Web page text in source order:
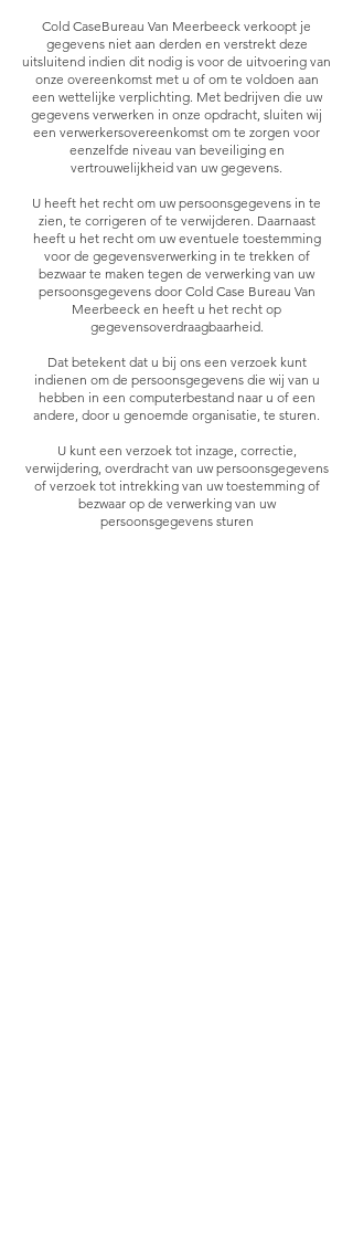
Cold CaseBureau Van Meerbeeck verkoopt je
gegevens niet aan derden en verstrekt deze
uitsluitend indien dit nodig is voor de uitvoering van
onze overeenkomst met u of om te voldoen aan
een wettelijke verplichting. Met bedrijven die uw
gegevens verwerken in onze opdracht, sluiten wij
een verwerkersovereenkomst om te zorgen voor
eenzelfde niveau van beveiliging en
vertrouwelijkheid van uw gegevens.
U heeft het recht om uw persoonsgegevens in te
zien, te corrigeren of te verwijderen. Daarnaast
heeft u het recht om uw eventuele toestemming
voor de gegevensverwerking in te trekken of
bezwaar te maken tegen de verwerking van uw
persoonsgegevens door Cold Case Bureau Van
Meerbeeck en heeft u het recht op
gegevensoverdraagbaarheid.
Dat betekent dat u bij ons een verzoek kunt
indienen om de persoonsgegevens die wij van u
hebben in een computerbestand naar u of een
andere, door u genoemde organisatie, te sturen.
U kunt een verzoek tot inzage, correctie,
verwijdering, overdracht van uw persoonsgegevens
of verzoek tot intrekking van uw toestemming of
bezwaar op de verwerking van uw
persoonsgegevens sturen